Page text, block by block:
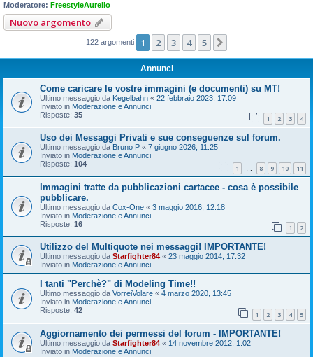
Moderatore: FreestyleAurelio
Nuovo argomento
122 argomenti 1 2 3 4 5
Annunci
Come caricare le vostre immagini (e documenti) su MT!
Ultimo messaggio da Kegelbahn « 22 febbraio 2023, 17:09
Inviato in Moderazione e Annunci
Risposte: 35 1 2 3 4
Uso dei Messaggi Privati e sue conseguenze sul forum.
Ultimo messaggio da Bruno P « 7 giugno 2026, 11:25
Inviato in Moderazione e Annunci
Risposte: 104 1 … 8 9 10 11
Immagini tratte da pubblicazioni cartacee - cosa è possibile
pubblicare.
Ultimo messaggio da Cox-One « 3 maggio 2016, 12:18
Inviato in Moderazione e Annunci
Risposte: 16 1 2
Utilizzo del Multiquote nei messaggi! IMPORTANTE!
Ultimo messaggio da Starfighter84 « 23 maggio 2014, 17:32
Inviato in Moderazione e Annunci
I tanti "Perchè?" di Modeling Time!!
Ultimo messaggio da VorreiVolare « 4 marzo 2020, 13:45
Inviato in Moderazione e Annunci
Risposte: 42 1 2 3 4 5
Aggiornamento dei permessi del forum - IMPORTANTE!
Ultimo messaggio da Starfighter84 « 14 novembre 2012, 1:02
Inviato in Moderazione e Annunci